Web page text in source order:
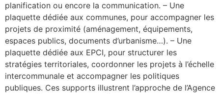
planification ou encore la communication. – Une
plaquette dédiée aux communes, pour accompagner les
projets de proximité (aménagement, équipements,
espaces publics, documents d’urbanisme…). – Une
plaquette dédiée aux EPCI, pour structurer les
stratégies territoriales, coordonner les projets à l’échelle
intercommunale et accompagner les politiques
publiques. Ces supports illustrent l’approche de l’Agence